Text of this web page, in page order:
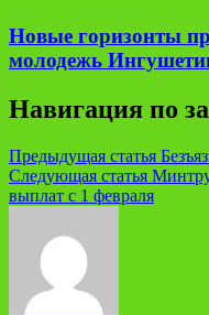
Новые горизонты
молодежь
Навигация по
Предыдущая статья
Следующая статья
выплат с 1 февраля